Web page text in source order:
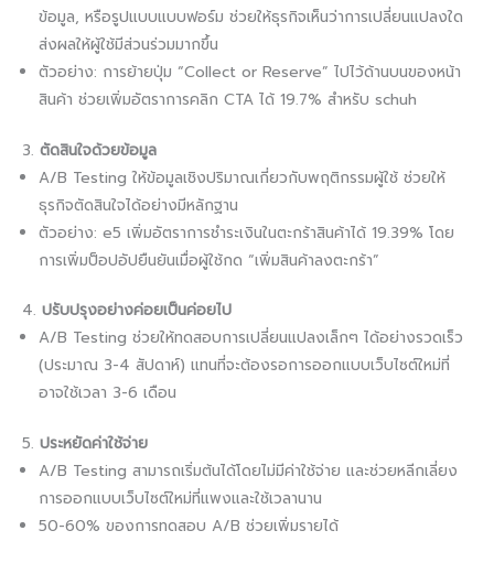
ข้อมูล, หรือรูปแบบแบบฟอร์ม ช่วยให้ธุรกิจเห็นว่าการเปลี่ยนแปลงใด
ส่งผลให้ผู้ใช้มีส่วนร่วมมากขึ้น
ตัวอย่าง: การย้ายปุ่ม “Collect or Reserve” ไปไว้ด้านบนของหน้า
สินค้า ช่วยเพิ่มอัตราการคลิก CTA ได้ 19.7% สำหรับ schuh
3. ตัดสินใจด้วยข้อมูล
A/B Testing ให้ข้อมูลเชิงปริมาณเกี่ยวกับพฤติกรรมผู้ใช้ ช่วยให้
ธุรกิจตัดสินใจได้อย่างมีหลักฐาน
ตัวอย่าง: e5 เพิ่มอัตราการชำระเงินในตะกร้าสินค้าได้ 19.39% โดย
การเพิ่มป็อปอัปยืนยันเมื่อผู้ใช้กด “เพิ่มสินค้าลงตะกร้า”
4. ปรับปรุงอย่างค่อยเป็นค่อยไป
A/B Testing ช่วยให้ทดสอบการเปลี่ยนแปลงเล็กๆ ได้อย่างรวดเร็ว
(ประมาณ 3-4 สัปดาห์) แทนที่จะต้องรอการออกแบบเว็บไซต์ใหม่ที่
อาจใช้เวลา 3-6 เดือน
5. ประหยัดค่าใช้จ่าย
A/B Testing สามารถเริ่มต้นได้โดยไม่มีค่าใช้จ่าย และช่วยหลีกเลี่ยง
การออกแบบเว็บไซต์ใหม่ที่แพงและใช้เวลานาน
50-60% ของการทดสอบ A/B ช่วยเพิ่มรายได้